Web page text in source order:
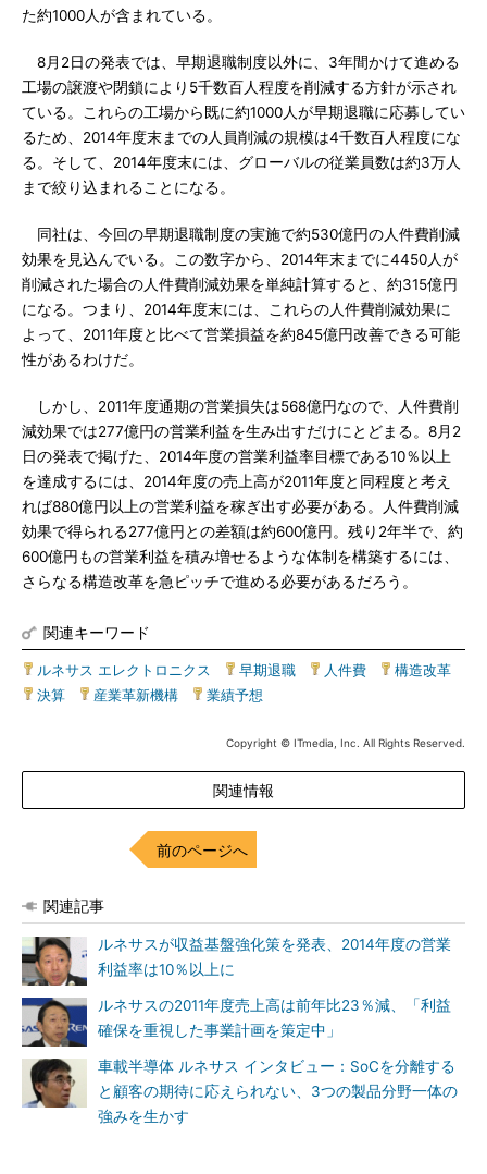
た約1000人が含まれている。
8月2日の発表では、早期退職制度以外に、3年間かけて進める
工場の譲渡や閉鎖により5千数百人程度を削減する方針が示され
ている。これらの工場から既に約1000人が早期退職に応募してい
るため、2014年度末までの人員削減の規模は4千数百人程度にな
る。そして、2014年度末には、グローバルの従業員数は約3万人
まで絞り込まれることになる。
同社は、今回の早期退職制度の実施で約530億円の人件費削減
効果を見込んでいる。この数字から、2014年末までに4450人が
削減された場合の人件費削減効果を単純計算すると、約315億円
になる。つまり、2014年度末には、これらの人件費削減効果に
よって、2011年度と比べて営業損益を約845億円改善できる可能
性があるわけだ。
しかし、2011年度通期の営業損失は568億円なので、人件費削
減効果では277億円の営業利益を生み出すだけにとどまる。8月2
日の発表で掲げた、2014年度の営業利益率目標である10％以上
を達成するには、2014年度の売上高が2011年度と同程度と考え
れば880億円以上の営業利益を稼ぎ出す必要がある。人件費削減
効果で得られる277億円との差額は約600億円。残り2年半で、約
600億円もの営業利益を積み増せるような体制を構築するには、
さらなる構造改革を急ピッチで進める必要があるだろう。
関連キーワード
ルネサス エレクトロニクス 早期退職 人件費 構造改革
決算
産業革新機構 業績予想
Copyright © ITmedia, Inc. All Rights Reserved.
関連情報
前のページへ
関連記事
ルネサスが収益基盤強化策を発表、2014年度の営業
利益率は10％以上に
ルネサスの2011年度売上高は前年比23％減、「利益
確保を重視した事業計画を策定中」
車載半導体 ルネサス インタビュー：SoCを分離する
と顧客の期待に応えられない、3つの製品分野一体の
強みを生かす